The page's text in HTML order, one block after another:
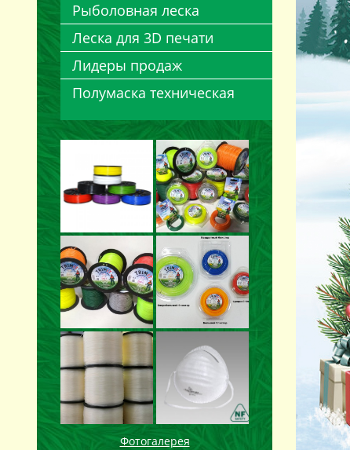
Рыболовная леска
Леска для 3D печати
Лидеры продаж
Полумаска техническая
Фотогалерея